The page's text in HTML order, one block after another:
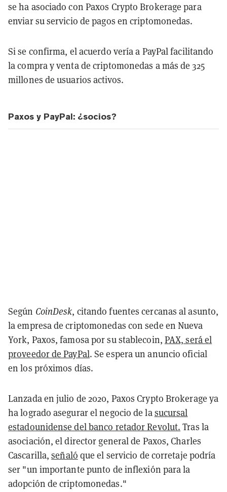
se ha asociado con Paxos Crypto Brokerage para
enviar su servicio de pagos en criptomonedas.
Si se confirma, el acuerdo vería a PayPal facilitando
la compra y venta de criptomonedas a más de 325
millones de usuarios activos.
Paxos y PayPal: ¿socios?
Según CoinDesk, citando fuentes cercanas al asunto,
la empresa de criptomonedas con sede en Nueva
York, Paxos, famosa por su stablecoin, PAX, será el
proveedor de PayPal. Se espera un anuncio oficial
en los próximos días.
Lanzada en julio de 2020, Paxos Crypto Brokerage ya
ha logrado asegurar el negocio de lasucursal
estadounidense del banco retador Revolut. Tras la
asociación, el director general de Paxos, Charles
Cascarilla,señaló que el servicio de corretaje podría
ser "un importante punto de inflexión para la
adopción de criptomonedas."